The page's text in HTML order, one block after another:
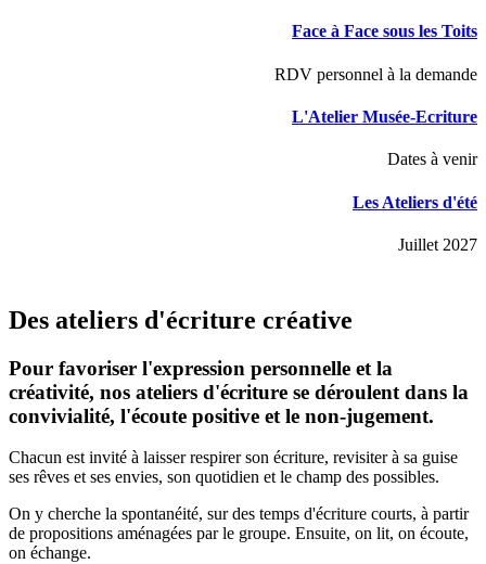
Face à Face sous les Toits
RDV personnel à la demande
L'Atelier Musée-Ecriture
Dates à venir
Les Ateliers d'été
Juillet 2027
Des ateliers d'écriture créative
Pour favoriser l'expression personnelle et la
créativité, nos ateliers d'écriture se déroulent dans la
convivialité, l'écoute positive et le non-jugement.
Chacun est invité à laisser respirer son écriture, revisiter à sa guise
ses rêves et ses envies, son quotidien et le champ des possibles.
On y cherche la spontanéité, sur des temps d'écriture courts, à partir
de propositions aménagées par le groupe. Ensuite, on lit, on écoute,
on échange.